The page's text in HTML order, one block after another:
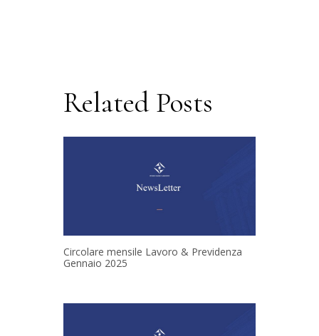
Related Posts
Circolare mensile Lavoro & Previdenza
Gennaio 2025